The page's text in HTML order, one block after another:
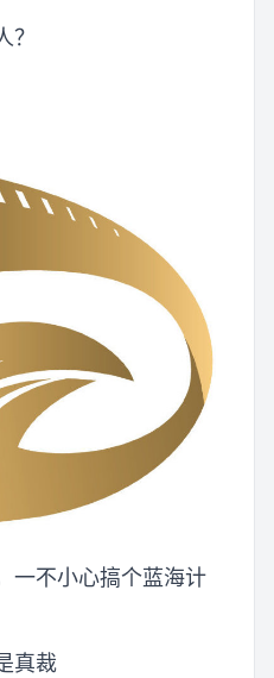
？
一不小心搞个蓝海计
真裁